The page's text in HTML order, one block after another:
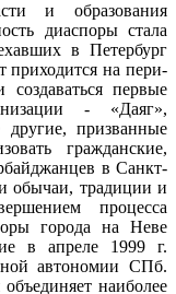
и образования
диаспоры стала
в Петербург
приходится на пери-
первые
- «Даяг»,
призванные
гражданские,
в Санкт-
обычаи, традиции и
процесса
города на Неве
в апреле 1999 г.
автономии СПб.
наиболее